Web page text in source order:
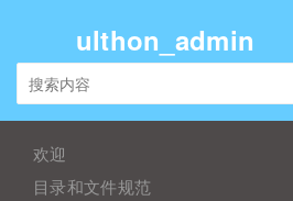
ulthon_admin
欢迎
目录和文件规范